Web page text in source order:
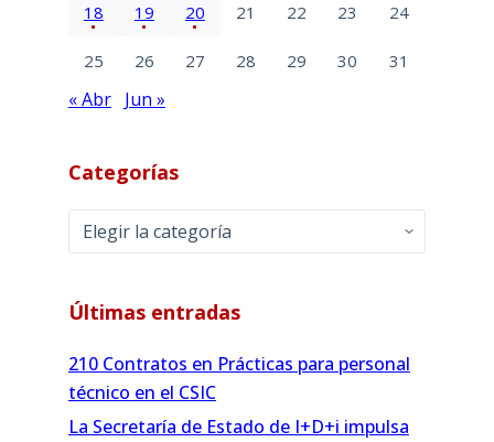
18 19 20 21 22 23 24
25 26 27 28 29 30 31
« Abr Jun »
Categorías
Categorías
Últimas entradas
210 Contratos en Prácticas para personal
técnico en el CSIC
La Secretaría de Estado de I+D+i impulsa